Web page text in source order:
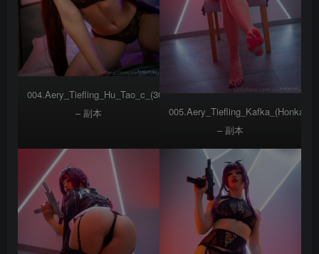
004.Aery_Tiefling_Hu_Tao_c_(30)
– 副本
– 副本